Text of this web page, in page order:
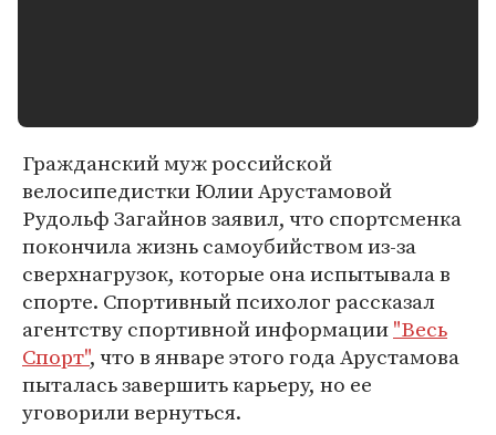
Гражданский муж российской
велосипедистки Юлии Арустамовой
Рудольф Загайнов заявил, что спортсменка
покончила жизнь самоубийством из-за
сверхнагрузок, которые она испытывала в
спорте. Спортивный психолог рассказал
агентству спортивной информации"Весь
Спорт", что в январе этого года Арустамова
пыталась завершить карьеру, но ее
уговорили вернуться.